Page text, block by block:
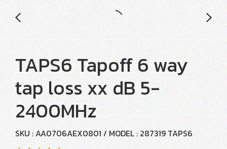
TAPS6 Tapoff 6 way
tap loss xx dB 5-
2400MHz
SKU : AA0706AEX0801 / MODEL : 287319 TAPS6